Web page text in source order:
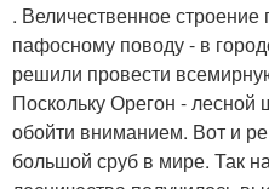
. Величественное строение
пафосному поводу - в
решили провести
Поскольку Орегон - лесной
обойти вниманием. Вот и
большой сруб в мире. Так